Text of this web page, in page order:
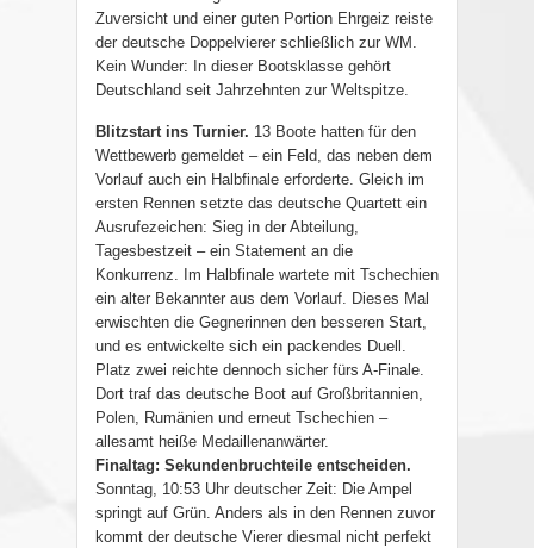
Zuversicht und einer guten Portion Ehrgeiz reiste
der deutsche Doppelvierer schließlich zur WM.
Kein Wunder: In dieser Bootsklasse gehört
Deutschland seit Jahrzehnten zur Weltspitze.
Blitzstart ins Turnier. 13 Boote hatten für den
Wettbewerb gemeldet – ein Feld, das neben dem
Vorlauf auch ein Halbfinale erforderte. Gleich im
ersten Rennen setzte das deutsche Quartett ein
Ausrufezeichen: Sieg in der Abteilung,
Tagesbestzeit – ein Statement an die
Konkurrenz. Im Halbfinale wartete mit Tschechien
ein alter Bekannter aus dem Vorlauf. Dieses Mal
erwischten die Gegnerinnen den besseren Start,
und es entwickelte sich ein packendes Duell.
Platz zwei reichte dennoch sicher fürs A-Finale.
Dort traf das deutsche Boot auf Großbritannien,
Polen, Rumänien und erneut Tschechien –
allesamt heiße Medaillenanwärter.
Finaltag: Sekundenbruchteile entscheiden.
Sonntag, 10:53 Uhr deutscher Zeit: Die Ampel
springt auf Grün. Anders als in den Rennen zuvor
kommt der deutsche Vierer diesmal nicht perfekt